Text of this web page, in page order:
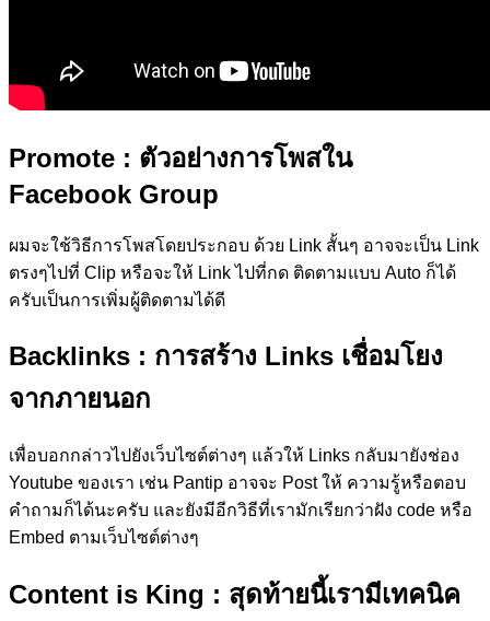
Promote : ตัวอย่างการโพสใน
Facebook Group
ผมจะใช้วิธีการโพสโดยประกอบ ด้วย Link สั้นๆ อาจจะเป็น Link
ตรงๆไปที่ Clip หรือจะให้ Link ไปที่กด ติดตามแบบ Auto ก็ได้
ครับเป็นการเพิ่มผู้ติดตามได้ดี
Backlinks : การสร้าง Links เชื่อมโยง
จากภายนอก
เพื่อบอกกล่าวไปยังเว็บไซต์ต่างๆ แล้วให้ Links กลับมายังช่อง
Youtube ของเรา เช่น Pantip อาจจะ Post ให้ ความรู้หรือตอบ
คำถามก็ได้นะครับ และยังมีอีกวิธีที่เรามักเรียกว่าฝัง code หรือ
Embed ตามเว็บไซต์ต่างๆ
Content is King : สุดท้ายนี้เรามีเทคนิค